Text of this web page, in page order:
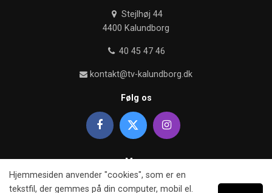
Stejlhøj 44
4400 Kalundborg
40 45 47 46
kontakt@tv-kalundborg.dk
Følg os
Mere
Om TV kalundborg
Hjemmesiden anvender "cookies", som er en
tekstfil, der gemmes på din computer, mobil el.